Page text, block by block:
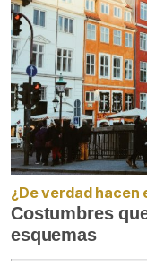
¿De verdad hacen
Costumbres
esquemas